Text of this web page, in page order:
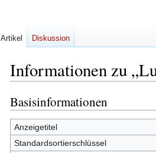
Informationen zu
Zur
Navigation
springen
Zur
Suche
springen
Basisinformationen
Anzeigetitel
Standardsortierschlüssel
Artikel Diskussion